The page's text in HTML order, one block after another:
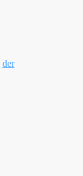
der